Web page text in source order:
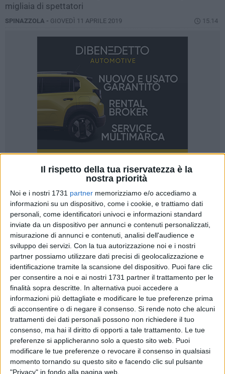
Il rispetto della tua riservatezza è la
nostra priorità
Noi e i nostri 1731 partner memorizziamo e/o accediamo a
informazioni su un dispositivo, come i cookie, e trattiamo dati
personali, come identificatori univoci e informazioni standard
inviate da un dispositivo per annunci e contenuti personalizzati,
misurazione di annunci e contenuti, analisi dell'audience e
sviluppo dei servizi. Con la tua autorizzazione noi e i nostri
partner possiamo utilizzare dati precisi di geolocalizzazione e
identificazione tramite la scansione del dispositivo. Puoi fare clic
per consentire a noi e ai nostri 1731 partner il trattamento per le
finalità sopra descritte. In alternativa puoi accedere a
informazioni più dettagliate e modificare le tue preferenze prima
di acconsentire o di negare il consenso. Si rende noto che alcuni
trattamenti dei dati personali possono non richiedere il tuo
consenso, ma hai il diritto di opporti a tale trattamento. Le tue
preferenze si applicheranno solo a questo sito web. Puoi
modificare le tue preferenze o revocare il consenso in qualsiasi
momento tornando su questo sito e facendo clic sul pulsante
"Privacy" in fondo alla pagina web.
migliaia di spettatori
SPINAZZOLA - GIOVEDÌ 11 APRILE 2019 15.14
Torna puntuale come ogni anno l'appuntamento con la
Passione Vivente di Spinazzola, giunta alla sua XXII
edizione. Una collaudata tradizione, nota soprattutto per
l'originalità della rappresentazione, la cui organizzazione è
curata dal Gruppo Passione Vivente e patrocinata dalla
Regione Puglia, dalla Provincia Barletta Andria Trani e dal
Comune di Spinazzola.
Sabato 13 aprile, vigilia della domenica delle Palme, si
alzerà il sipario sulla rievocazione storica della Passione di
Cristo, un appuntamento ormai consolidato che apre la
Settimana Santa di Spinazzola e che rappresenta una
occasione di riflessione sul momento cruciale del mistero